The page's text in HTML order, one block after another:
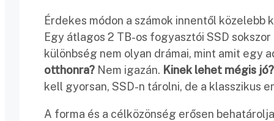
Érdekes módon a számok innentől
Egy átlagos 2 TB-os fogyasztói SSD
különbség nem olyan drámai, mint amit egy
otthonra? Nem igazán. Kinek lehet mégis jó?
kell gyorsan, SSD-n tárolni, de a klasszikus
A forma és a célközönség erősen